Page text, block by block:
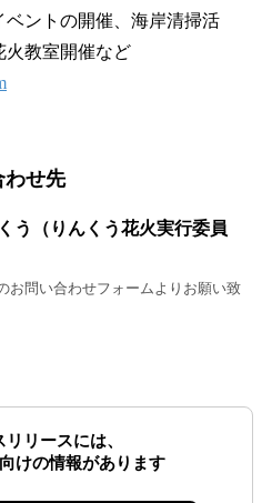
ベントの開催、海岸清掃活
火教室開催など
わせ先
う（りんくう花火実行委員
お問い合わせフォームよりお願い致
リースには、
けの情報があります